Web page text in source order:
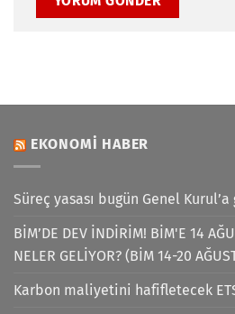
EKONOMI HABER
Süreç yasası bugün Genel
BİM’DE DEV İNDİRİM! BİM'E 14
NELER GELİYOR? (BİM 14-20
Karbon maliyetini hafifletecek